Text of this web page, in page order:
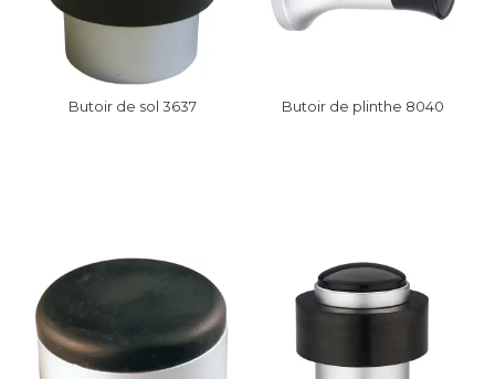
Butoir de sol 3637 Butoir de plinthe 8040